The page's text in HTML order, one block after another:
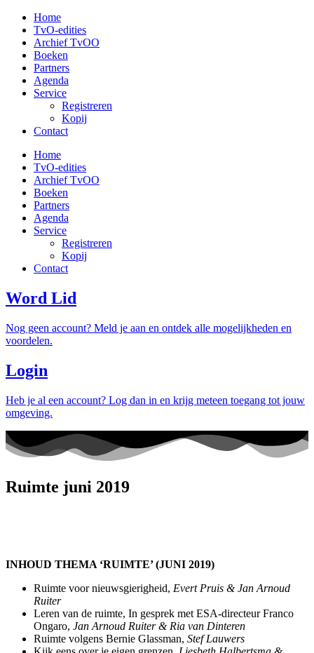
naar
inhoud
Home
TvO-edities
Archief TvOO
Boeken
Partners
Agenda
Service
Registreren
Kopij
Contact
Home
TvO-edities
Archief TvOO
Boeken
Partners
Agenda
Service
Registreren
Kopij
Contact
Word Lid
Nog geen account? Meld je aan en ontdek alle mogelijkheden en
voordelen.
Login
Heb je al een account? Log dan in en krijg meteen toegang tot jouw
omgeving.
Ruimte juni 2019
INHOUD THEMA ‘RUIMTE’ (JUNI 2019)
Ruimte voor nieuwsgierigheid, Evert Pruis & Jan Arnoud
Ruiter
Leren van de ruimte, In gesprek met ESA-directeur Franco
Ongaro, Jan Arnoud Ruiter & Ria van Dinteren
Ruimte volgens Bernie Glassman, Stef Lauwers